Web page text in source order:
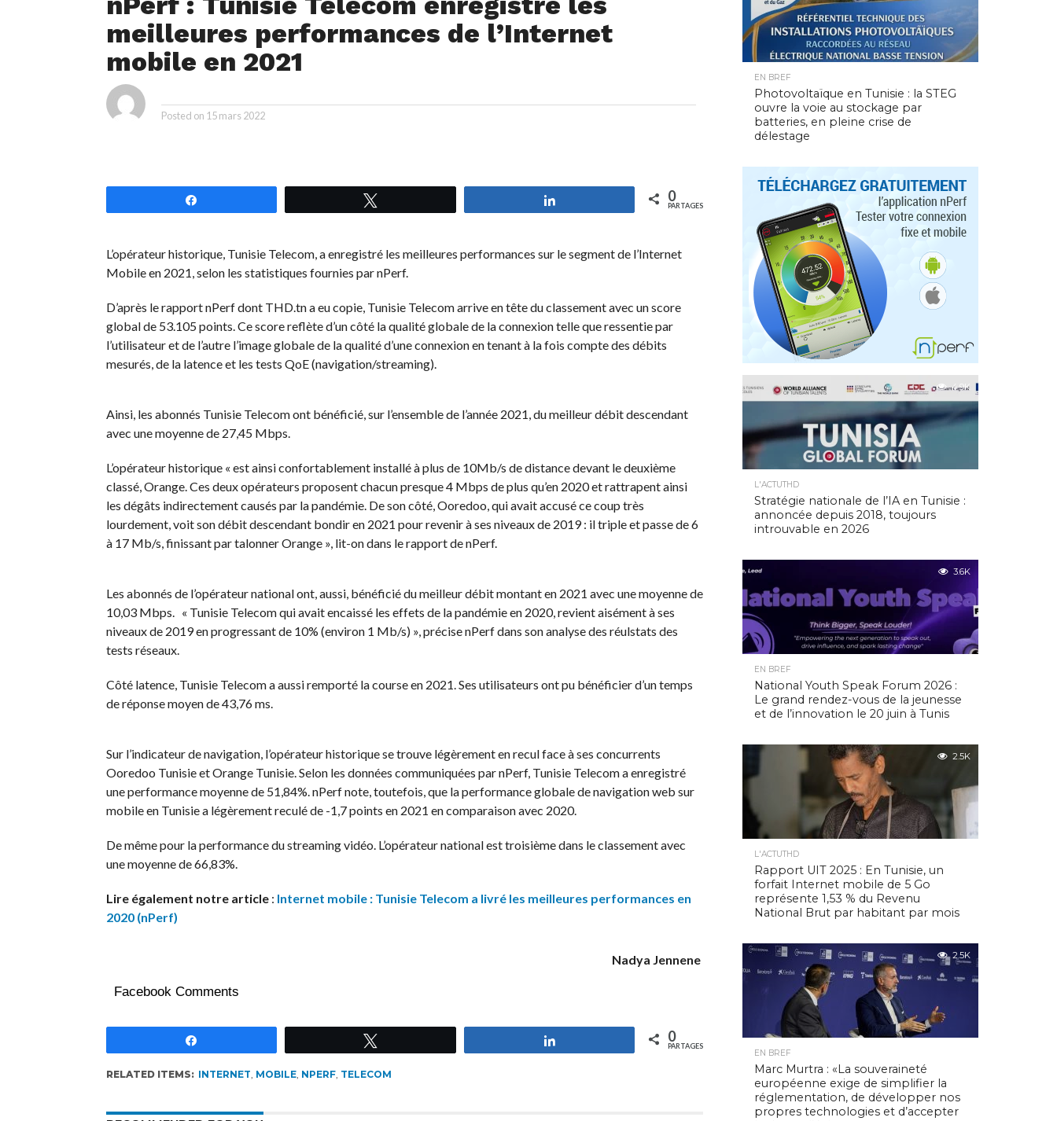
meilleures performances de l’Internet
mobile en 2021
Posted on 15 mars 2022
0
PARTAGES
L’opérateur historique, Tunisie Telecom, a enregistré les meilleures performances sur le segment de l’Internet
Mobile en 2021, selon les statistiques fournies par nPerf.
D’après le rapport nPerf dont THD.tn a eu copie, Tunisie Telecom arrive en tête du classement avec un score
global de 53.105 points. Ce score reflète d’un côté la qualité globale de la connexion telle que ressentie par
l’utilisateur et de l’autre l’image globale de la qualité d’une connexion en tenant à la fois compte des débits
mesurés, de la latence et les tests QoE (navigation/streaming).
Ainsi, les abonnés Tunisie Telecom ont bénéficié, sur l’ensemble de l’année 2021, du meilleur débit descendant
avec une moyenne de 27,45 Mbps.
L’opérateur historique « est ainsi confortablement installé à plus de 10Mb/s de distance devant le deuxième
classé, Orange. Ces deux opérateurs proposent chacun presque 4 Mbps de plus qu’en 2020 et rattrapent ainsi
les dégâts indirectement causés par la pandémie. De son côté, Ooredoo, qui avait accusé ce coup très
lourdement, voit son débit descendant bondir en 2021 pour revenir à ses niveaux de 2019 : il triple et passe de 6
à 17 Mb/s, finissant par talonner Orange », lit-on dans le rapport de nPerf.
Les abonnés de l’opérateur national ont, aussi, bénéficié du meilleur débit montant en 2021 avec une moyenne de
10,03 Mbps. « Tunisie Telecom qui avait encaissé les effets de la pandémie en 2020, revient aisément à ses
niveaux de 2019 en progressant de 10% (environ 1 Mb/s) », précise nPerf dans son analyse des réulstats des
tests réseaux.
Côté latence, Tunisie Telecom a aussi remporté la course en 2021. Ses utilisateurs ont pu bénéficier d’un temps
de réponse moyen de 43,76 ms.
Sur l’indicateur de navigation, l’opérateur historique se trouve légèrement en recul face à ses concurrents
Ooredoo Tunisie et Orange Tunisie. Selon les données communiquées par nPerf, Tunisie Telecom a enregistré
une performance moyenne de 51,84%. nPerf note, toutefois, que la performance globale de navigation web sur
mobile en Tunisie a légèrement reculé de -1,7 points en 2021 en comparaison avec 2020.
De même pour la performance du streaming vidéo. L’opérateur national est troisième dans le classement avec
une moyenne de 66,83%.
Lire également notre article: Internet mobile : Tunisie Telecom a livré les meilleures performances en
2020 (nPerf)
Nadya Jennene
Facebook Comments
0
PARTAGES
RELATED ITEMS: INTERNET, MOBILE, NPERF, TELECOM
EN BREF
Photovoltaïque en Tunisie : la STEG
ouvre la voie au stockage par
batteries, en pleine crise de
délestage
4.9K
L'ACTUTHD
Stratégie nationale de l’IA en Tunisie :
annoncée depuis 2018, toujours
introuvable en 2026
3.6K
EN BREF
National Youth Speak Forum 2026 :
Le grand rendez-vous de la jeunesse
et de l’innovation le 20 juin à Tunis
2.5K
L'ACTUTHD
Rapport UIT 2025 : En Tunisie, un
forfait Internet mobile de 5 Go
représente 1,53 % du Revenu
National Brut par habitant par mois
2.5K
EN BREF
Marc Murtra : «La souveraineté
européenne exige de simplifier la
réglementation, de développer nos
propres technologies et d’accepter